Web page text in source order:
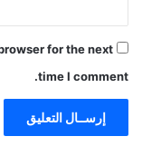
for the next
time I comment.